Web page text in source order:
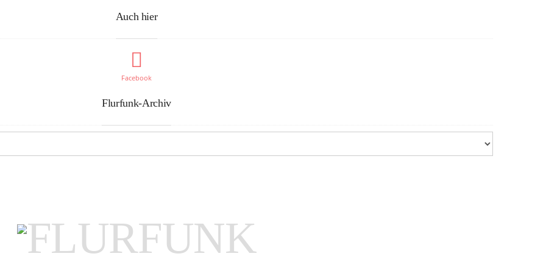
Auch hier
Facebook
Flurfunk-Archiv